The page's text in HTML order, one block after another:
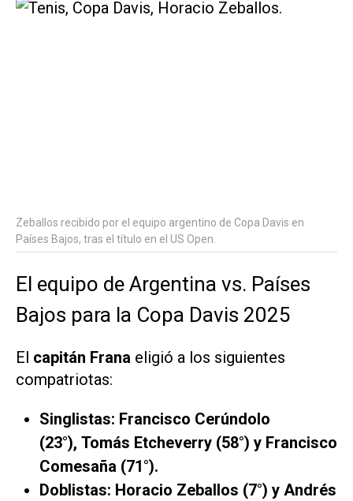
Zeballos recibido por el equipo argentino de Copa Davis en
Países Bajos, tras el título en el US Open.
El equipo de Argentina vs. Países
Bajos para la Copa Davis 2025
El capitán Frana eligió a los siguientes
compatriotas:
Singlistas: Francisco Cerúndolo
(23°), Tomás Etcheverry (58°) y Francisco
Comesaña (71°).
Doblistas: Horacio Zeballos (7°) y Andrés